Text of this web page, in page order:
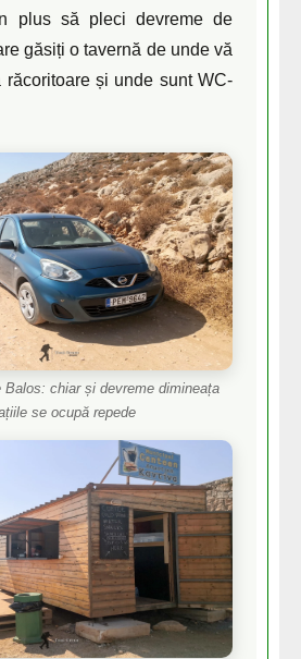
plus să pleci devreme de
găsiți o tavernă de unde vă
răcoritoare și unde sunt WC-
Balos: chiar și devreme dimineața
se ocupă repede